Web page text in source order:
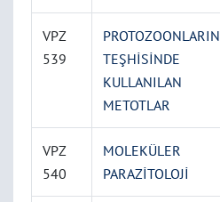
VPZ
539
PROTOZOONLARIN
TEŞHİSİNDE
KULLANILAN
METOTLAR
VPZ
540
MOLEKÜLER
PARAZİTOLOJİ